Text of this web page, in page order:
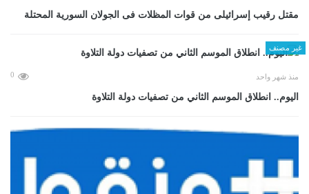
مقتل رقيب إسرائيلى من قوات المظلات فى الجولان السورية المحتلة
غير مصنف
منذ شهر واحد 0
اليوم.. انطلاق الموسم الثاني من تصفيات دولة التلاوة